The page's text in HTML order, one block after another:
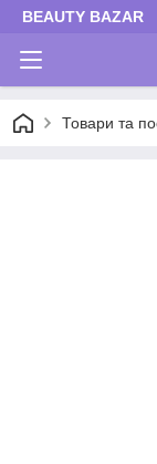
BEAUTY BAZAR
Товари та